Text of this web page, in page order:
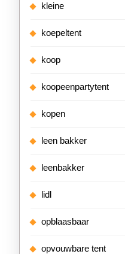
kleine
koepeltent
koop
koopeenpartytent
kopen
leen bakker
leenbakker
lidl
opblaasbaar
opvouwbare tent